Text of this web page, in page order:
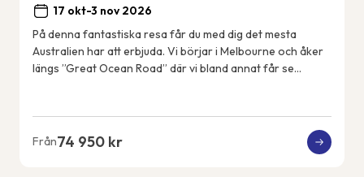
17 okt-3 nov 2026
På denna fantastiska resa får du med dig det mesta
Australien har att erbjuda. Vi börjar i Melbourne och åker
längs ”Great Ocean Road” där vi bland annat får se
Från74 950 kr